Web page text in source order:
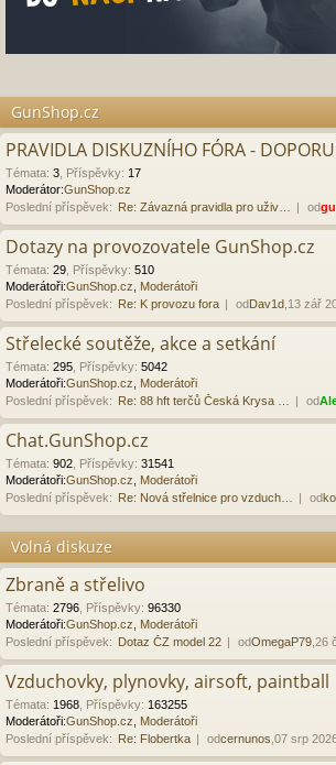
GunShop.cz
PRAVIDLA DISKUZNÍHO FÓRA -
Témata: 3 Příspěvky: 17
Moderátor:GunShop.cz
Poslední příspěvek: Re: Závazná pravidla pro uživ… od
Dotazy na provozovatele GunShop.cz
Témata: 29 Příspěvky: 510
Moderátoři:GunShop.cz
Moderátoři
Poslední příspěvek: Re: K provozu fora odDav1d ,13 zář
Střelecké soutěže, akce a setkání
Témata: 295 Příspěvky: 5042
Moderátoři:GunShop.cz
Moderátoři
Poslední příspěvek: Re: 88 hft terčů Česká Krysa … od
Chat.GunShop.cz
Témata: 902 Příspěvky: 31541
Moderátoři:GunShop.cz
Moderátoři
Poslední příspěvek: Re: Nová střelnice pro vzduch… od
Volná diskuze
Zbraně a střelivo
Témata: 2796 Příspěvky: 96330
Moderátoři:GunShop.cz
Moderátoři
Poslední příspěvek: Dotaz ČZ model 22 odOmegaP79 ,26
Vzduchovky, plynovky, airsoft, paintball
Témata: 1968 Příspěvky: 163255
Moderátoři:GunShop.cz
Moderátoři
Poslední příspěvek: Re: Flobertka odcernunos ,07 srp